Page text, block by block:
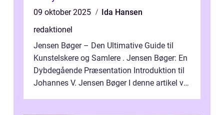
09 oktober 2025
Ida Hansen
redaktionel
Jensen Bøger – Den Ultimative Guide til
Kunstelskere og Samlere . Jensen Bøger: En
Dybdegående Præsentation Introduktion til
Johannes V. Jensen Bøger I denne artikel vil